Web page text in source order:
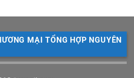
MẠI TỔNG HỢP NGUYÊN